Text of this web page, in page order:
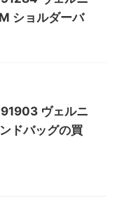
ショルダーバ
ヴェルニ
ドバッグの買